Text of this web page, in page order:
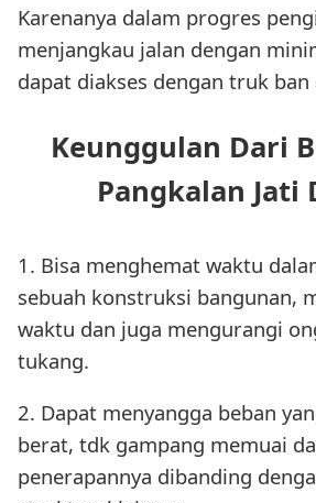
Karenanya dalam progres
menjangkau jalan dengan
dapat diakses dengan truk ban
Keunggulan Dari
Pangkalan Jati
1. Bisa menghemat waktu
sebuah konstruksi bangunan,
waktu dan juga mengurangi
tukang.
2. Dapat menyangga beban
berat, tdk gampang memuai
penerapannya dibanding